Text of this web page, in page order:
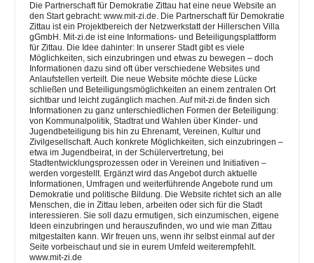
Die Partnerschaft für Demokratie Zittau hat eine neue Website an
den Start gebracht: www.mit-zi.de. Die Partnerschaft für Demokratie
Zittau ist ein Projektbereich der Netzwerkstatt der Hillerschen Villa
gGmbH. Mit-zi.de ist eine Informations- und Beteiligungsplattform
für Zittau. Die Idee dahinter: In unserer Stadt gibt es viele
Möglichkeiten, sich einzubringen und etwas zu bewegen – doch
Informationen dazu sind oft über verschiedene Websites und
Anlaufstellen verteilt. Die neue Website möchte diese Lücke
schließen und Beteiligungsmöglichkeiten an einem zentralen Ort
sichtbar und leicht zugänglich machen. Auf mit-zi.de finden sich
Informationen zu ganz unterschiedlichen Formen der Beteiligung:
von Kommunalpolitik, Stadtrat und Wahlen über Kinder- und
Jugendbeteiligung bis hin zu Ehrenamt, Vereinen, Kultur und
Zivilgesellschaft. Auch konkrete Möglichkeiten, sich einzubringen –
etwa im Jugendbeirat, in der Schülervertretung, bei
Stadtentwicklungsprozessen oder in Vereinen und Initiativen –
werden vorgestellt. Ergänzt wird das Angebot durch aktuelle
Informationen, Umfragen und weiterführende Angebote rund um
Demokratie und politische Bildung. Die Website richtet sich an alle
Menschen, die in Zittau leben, arbeiten oder sich für die Stadt
interessieren. Sie soll dazu ermutigen, sich einzumischen, eigene
Ideen einzubringen und herauszufinden, wo und wie man Zittau
mitgestalten kann. Wir freuen uns, wenn ihr selbst einmal auf der
Seite vorbeischaut und sie in eurem Umfeld weiterempfehlt.
www.mit-zi.de